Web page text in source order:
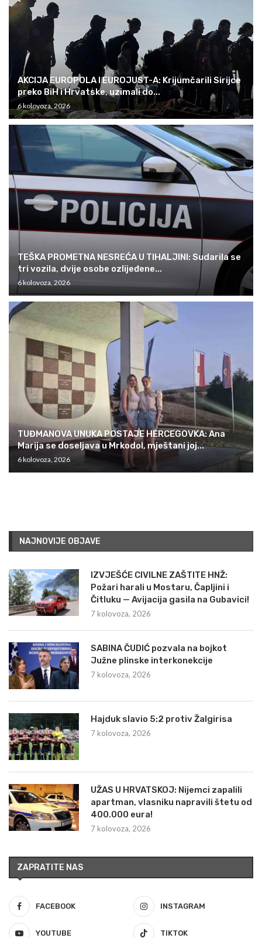
AKCIJA EUROPOLA I EUROJUST-A: Krijumčarili Sirijce
preko BiH i Hrvatske, uzimali do...
6 kolovoza, 2026
TEŠKA PROMETNA NESREĆA U TIHALJINI: Sudarila se
tri vozila, dvije osobe ozlijeđene...
6 kolovoza, 2026
TUĐMANOVA UNUKA POSTAJE HERCEGOVKA: Ana
Marija se doseljava u Mrkodol, mještani joj...
6 kolovoza, 2026
NAJNOVIJE OBJAVE
IZVJEŠĆE CIVILNE ZAŠTITE HNŽ:
Požari harali u Mostaru, Čapljini i
Čitluku — Avijacija gasila na Gubavici!
7 kolovoza, 2026
SABINA ČUDIĆ pozvala na bojkot
Južne plinske interkonekcije
7 kolovoza, 2026
Hajduk slavio 5:2 protiv Žalgirisa
7 kolovoza, 2026
UŽAS U HRVATSKOJ: Nijemci zapalili
apartman, vlasniku napravili štetu od
400.000 eura!
7 kolovoza, 2026
ZAPRATITE NAS
FACEBOOK INSTAGRAM
YOUTUBE TIKTOK